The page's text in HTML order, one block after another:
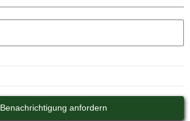
Benachrichtigung anfordern